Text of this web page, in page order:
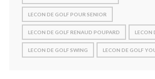
LECON DE GOLF POUR SENIOR
LECON DE GOLF RENAUD POUPARD LECON
LECON DE GOLF SWING LECON DE GOLF